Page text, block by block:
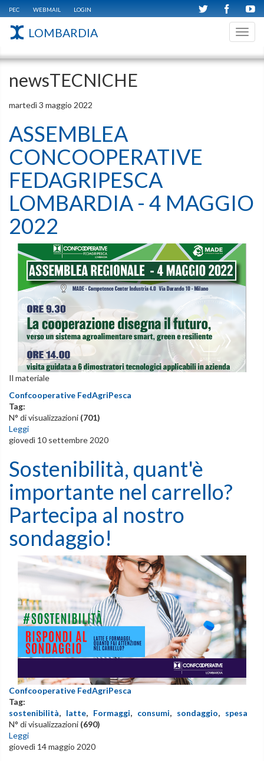
PEC WEBMAIL LOGIN
LOMBARDIA
newsTECNICHE
martedì 3 maggio 2022
ASSEMBLEA
CONCOOPERATIVE
FEDAGRIPESCA
LOMBARDIA - 4 MAGGIO
2022
Il materiale
Confcooperative FedAgriPesca
Tag:
N° di visualizzazioni (701)
Leggi
giovedì 10 settembre 2020
Sostenibilità, quant'è
importante nel carrello?
Partecipa al nostro
sondaggio!
Confcooperative FedAgriPesca
Tag:
sostenibilità, latte, Formaggi, consumi, sondaggio, spesa
N° di visualizzazioni (690)
Leggi
giovedì 14 maggio 2020